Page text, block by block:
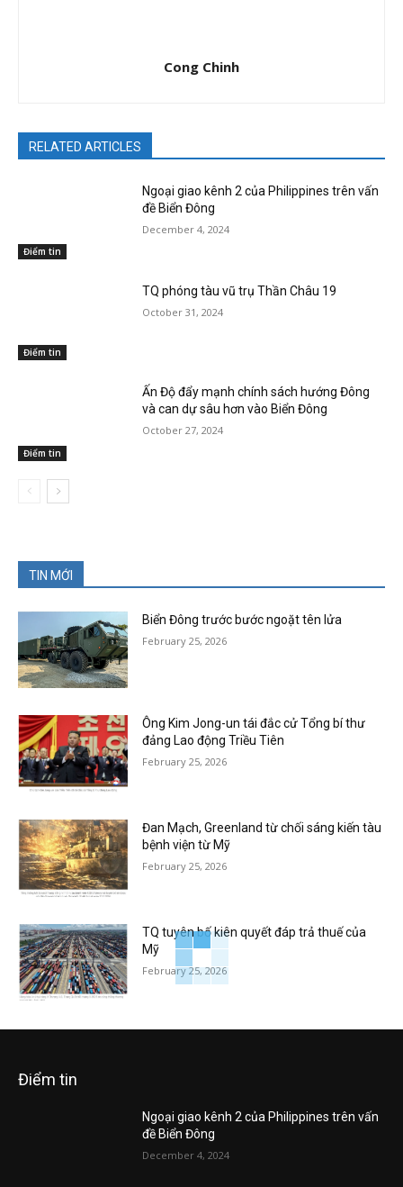
Cong Chinh
RELATED ARTICLES
Điểm tin
Ngoại giao kênh 2 của Philippines trên vấn
đề Biển Đông
December 4, 2024
Điểm tin
TQ phóng tàu vũ trụ Thần Châu 19
October 31, 2024
Điểm tin
Ấn Độ đẩy mạnh chính sách hướng Đông
và can dự sâu hơn vào Biển Đông
October 27, 2024
TIN MỚI
Biển Đông trước bước ngoặt tên lửa
February 25, 2026
Ông Kim Jong-un tái đắc cử Tổng bí thư
đảng Lao động Triều Tiên
February 25, 2026
Đan Mạch, Greenland từ chối sáng kiến tàu
bệnh viện từ Mỹ
February 25, 2026
TQ tuyên bố kiên quyết đáp trả thuế của
Mỹ
February 25, 2026
Điểm tin
Ngoại giao kênh 2 của Philippines trên vấn
đề Biển Đông
December 4, 2024